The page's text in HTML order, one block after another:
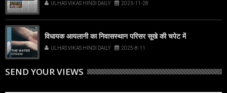
ULHAS VIKAS HINDI DAILY 2023-11-28
विधायक आयलानी का निवासस्थान परिसर सूखे की चपेट में
ULHAS VIKAS HINDI DAILY 2025-8-11
SEND YOUR VIEWS